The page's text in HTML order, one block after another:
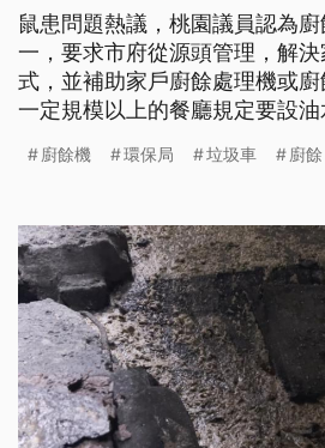
鼠患問題熱議，桃園議員認為
一，要求市府從源頭管理，解
式，並補助家戶廚餘處理機或廚
一定規模以上的餐廳規定要設
足夠，目前暫無補助廚餘機計畫
廚餘機 環保局 垃圾車 廚餘